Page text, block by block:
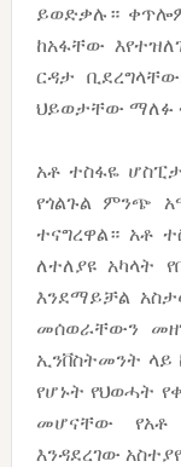
ይወድቃሉ።
ከአፋቸው
ርዳታ
ህይወታቸው ማለፉ
አቶ ተስፋዬ
የጎልጉል ምንጭ
ተናግረዋል። አቶ
ለተለያዩ አካላት
እንደማይቻል
መሰወራቸውን
ኢንቨስትመንት ላይ
የሆኑት የህወሓት
መሆናቸው
እንዳደረገው